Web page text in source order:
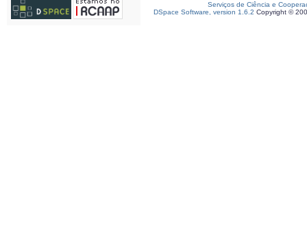
Serviços de Ciência e
DSpace Software, version 1.6.2 Copyright ©